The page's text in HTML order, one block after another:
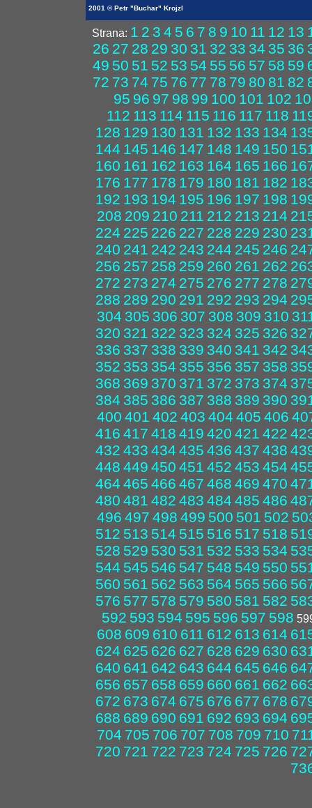
2001 © Petr "Buchar" Krojzl
Strana: 1 2 3 4 5 6 7 8 9 10 11 12 13
26 27 28 29 30 31 32 33 34 35 36
49 50 51 52 53 54 55 56 57 58 59
72 73 74 75 76 77 78 79 80 81 82
95 96 97 98 99 100 101 102
112 113 114 115 116 117 118
128 129 130 131 132 133 134
144 145 146 147 148 149 150
160 161 162 163 164 165 166
176 177 178 179 180 181 182
192 193 194 195 196 197 198
208 209 210 211 212 213 214
224 225 226 227 228 229 230
240 241 242 243 244 245 246
256 257 258 259 260 261 262
272 273 274 275 276 277 278
288 289 290 291 292 293 294
304 305 306 307 308 309 310
320 321 322 323 324 325 326
336 337 338 339 340 341 342
352 353 354 355 356 357 358
368 369 370 371 372 373 374
384 385 386 387 388 389 390
400 401 402 403 404 405 406
416 417 418 419 420 421 422
432 433 434 435 436 437 438
448 449 450 451 452 453 454
464 465 466 467 468 469 470
480 481 482 483 484 485 486
496 497 498 499 500 501 502
512 513 514 515 516 517 518
528 529 530 531 532 533 534
544 545 546 547 548 549 550
560 561 562 563 564 565 566
576 577 578 579 580 581 582
592 593 594 595 596 597 598
608 609 610 611 612 613 614
624 625 626 627 628 629 630
640 641 642 643 644 645 646
656 657 658 659 660 661 662
672 673 674 675 676 677 678
688 689 690 691 692 693 694
704 705 706 707 708 709 710
720 721 722 723 724 725 726